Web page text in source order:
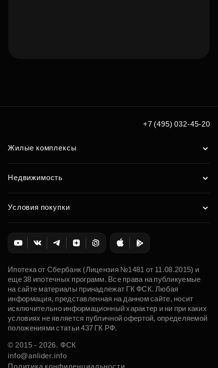
+7 (495) 032-45-20
Жилые комплексы
Недвижимость
Условия покупки
Ипотека от Сбербанк (Лицензия №1481 от 11.08.2015) и
еще 38 ипотечных программ. Все права на публикуемые
на сайте материалы принадлежат ГК ФСК. Любая
информация, представленная на данном сайте, носит
исключительно информационный характер и ни при каких
условиях не является публичной офертой, определяемой
положениями статьи 437 ГК РФ.
© 2015 - 2026. ФСК
info@anlider.info
Политика конфиденциальности